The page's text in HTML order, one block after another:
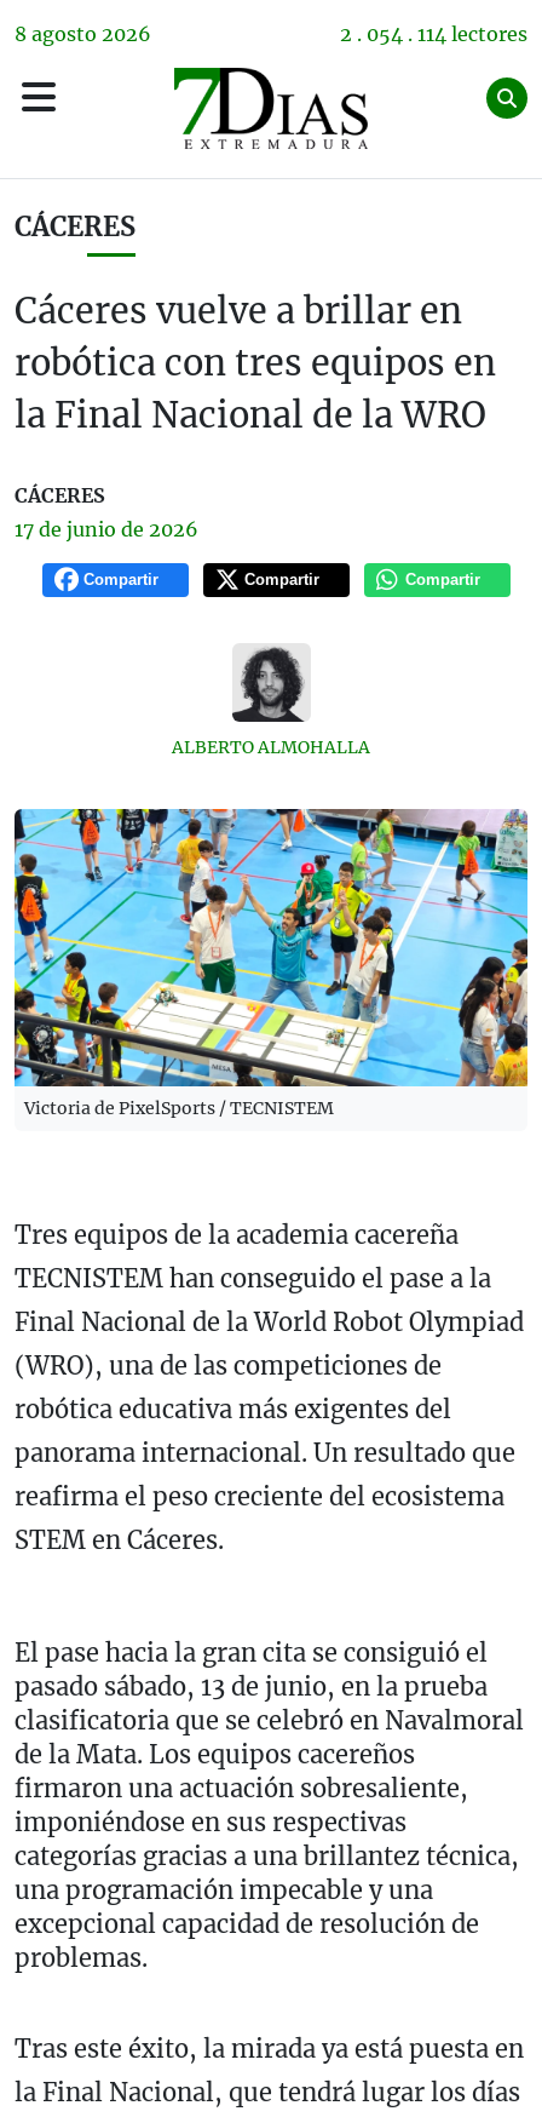
8 agosto 2026 2 . 054 . 114 lectores
CÁCERES
Cáceres vuelve a brillar en
robótica con tres equipos en
la Final Nacional de la WRO
CÁCERES
17 de junio de 2026
Compartir Compartir Compartir
ALBERTO ALMOHALLA
Victoria de PixelSports / TECNISTEM
Tres equipos de la academia cacereña
TECNISTEM han conseguido el pase a la
Final Nacional de la World Robot Olympiad
(WRO), una de las competiciones de
robótica educativa más exigentes del
panorama internacional. Un resultado que
reafirma el peso creciente del ecosistema
STEM en Cáceres.
El pase hacia la gran cita se consiguió el
pasado sábado, 13 de junio, en la prueba
clasificatoria que se celebró en Navalmoral
de la Mata. Los equipos cacereños
firmaron una actuación sobresaliente,
imponiéndose en sus respectivas
categorías gracias a una brillantez técnica,
una programación impecable y una
excepcional capacidad de resolución de
problemas.
Tras este éxito, la mirada ya está puesta en
la Final Nacional, que tendrá lugar los días